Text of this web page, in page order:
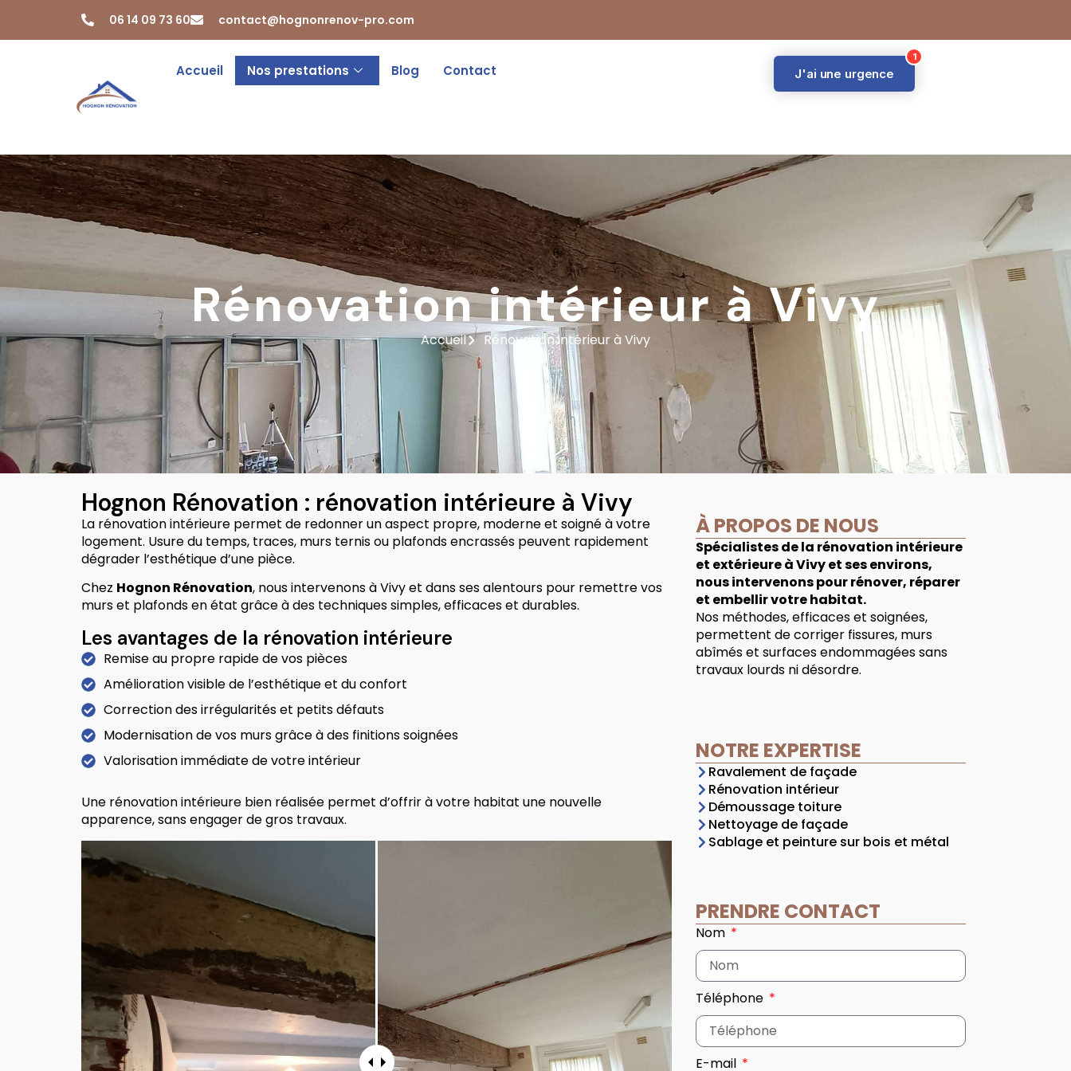
06 14 09 73 60 contact@hognonrenov-pro.com
Accueil Nos prestations Blog Contact J'ai une urgence
Rénovation intérieur à Vivy
Accueil Rénovation intérieur à Vivy
Hognon Rénovation : rénovation intérieure à Vivy
La rénovation intérieure permet de redonner un aspect propre, moderne et soigné à votre
logement. Usure du temps, traces, murs ternis ou plafonds encrassés peuvent rapidement
dégrader l’esthétique d’une pièce.
Chez Hognon Rénovation, nous intervenons à Vivy et dans ses alentours pour remettre vos
murs et plafonds en état grâce à des techniques simples, efficaces et durables.
Les avantages de la rénovation intérieure
Remise au propre rapide de vos pièces
Amélioration visible de l’esthétique et du confort
Correction des irrégularités et petits défauts
Modernisation de vos murs grâce à des finitions soignées
Valorisation immédiate de votre intérieur
Une rénovation intérieure bien réalisée permet d’offrir à votre habitat une nouvelle
apparence, sans engager de gros travaux.
À PROPOS DE NOUS
Spécialistes de la rénovation intérieure
et extérieure à Vivy et ses environs,
nous intervenons pour rénover, réparer
et embellir votre habitat.
Nos méthodes, efficaces et soignées,
permettent de corriger fissures, murs
abîmés et surfaces endommagées sans
travaux lourds ni désordre.
NOTRE EXPERTISE
Ravalement de façade
Rénovation intérieur
Démoussage toiture
Nettoyage de façade
Sablage et peinture sur bois et métal
PRENDRE CONTACT
Nom
Téléphone
E-mail